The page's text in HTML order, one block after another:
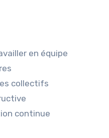
en équipe
collectifs
continue